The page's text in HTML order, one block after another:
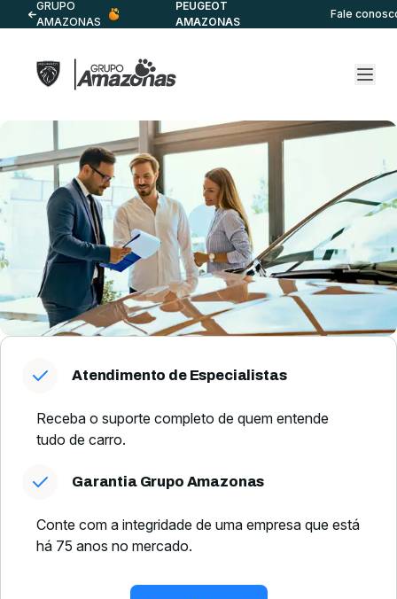
GRUPO
AMAZONAS
PEUGEOT
AMAZONAS
Fale
Atendimento de Especialistas
Receba o suporte completo de quem entende
tudo de carro.
Garantia Grupo Amazonas
Conte com a integridade de uma empresa que está
há 75 anos no mercado.